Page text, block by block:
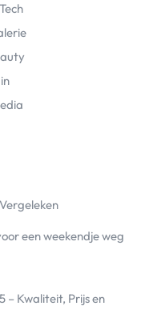
een weekendje weg
– Kwaliteit, Prijs en